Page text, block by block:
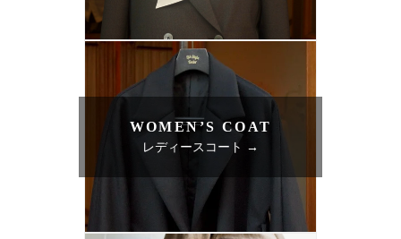
WOMEN’S COAT
レディースコート →